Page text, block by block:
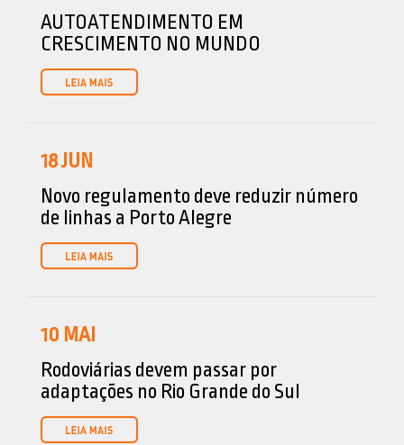
AUTOATENDIMENTO EM
CRESCIMENTO NO MUNDO
18JUN
Novo regulamento deve reduzir número
de linhas a Porto Alegre
10 MAI
Rodoviárias devem passar por
adaptações no Rio Grande do Sul